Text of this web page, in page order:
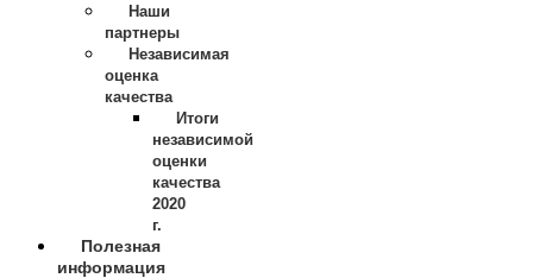
Наши
партнеры
Независимая
оценка
качества
Итоги
независимой
оценки
качества
2020
г.
Полезная
информация